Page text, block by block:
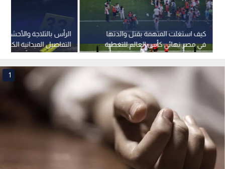
الرأس بالثلاجة والأحشاء
التفاصيل الميدانية
الإسكندرية" المأساوية
كيف استغلت المتهمة بقتل والدتها
في مصر نهائي كأس العالم للتغطية
على جريمتها؟
1